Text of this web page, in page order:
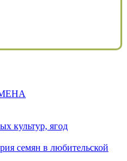
культур, ягод
семян в любительской